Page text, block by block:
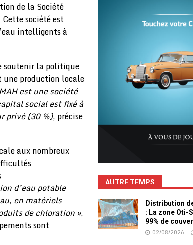
de la Société
société est
intelligents à
soutenir la politique
une production locale
est une société
social est fixé à
privé (30 %), précise
aux nombreux
d’eau potable
en matériels
de chloration »,
sont
AUTRE TEMPS
Distribution
: La zone Oti-
99% de
02/08/2026